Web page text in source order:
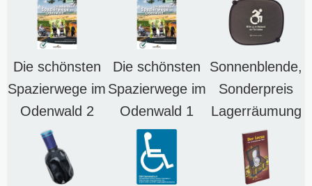
Die schönsten
Spazierwege im
Odenwald 2
Die schönsten
Spazierwege im
Odenwald 1
Sonnenblende,
Sonderpreis
Lagerräumung